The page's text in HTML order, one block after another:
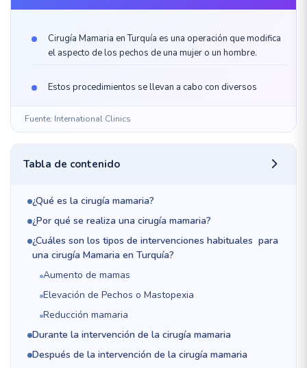
Cirugía Mamaria en Turquía es una operación que modifica
el aspecto de los pechos de una mujer o un hombre.
Estos procedimientos se llevan a cabo con diversos
Fuente: International Clinics
Tabla de contenido
¿Qué es la cirugía mamaria?
¿Por qué se realiza una cirugía mamaria?
¿Cuáles son los tipos de intervenciones habituales para
una cirugía Mamaria en Turquía?
Aumento de mamas
Elevación de Pechos o Mastopexia
Reducción mamaria
Durante la intervención de la cirugía mamaria
Después de la intervención de la cirugía mamaria